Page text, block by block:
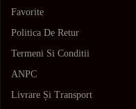
Favorite
Politica De Retur
Termeni Si Conditii
ANPC
Livrare Și Transport